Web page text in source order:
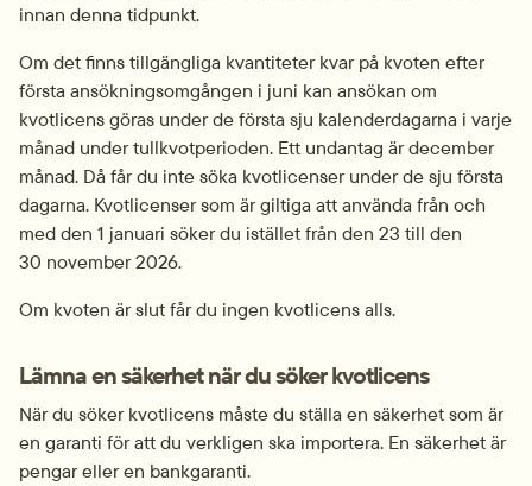
innan denna tidpunkt.
Om det finns tillgängliga kvantiteter kvar på kvoten efter
första ansökningsomgången i juni kan ansökan om
kvotlicens göras under de första sju kalenderdagarna i varje
månad under tullkvotperioden. Ett undantag är december
månad. Då får du inte söka kvotlicenser under de sju första
dagarna. Kvotlicenser som är giltiga att använda från och
med den 1 januari söker du istället från den 23 till den
30 november 2026.
Om kvoten är slut får du ingen kvotlicens alls.
Lämna en säkerhet när du söker kvotlicens
När du söker kvotlicens måste du ställa en säkerhet som är
en garanti för att du verkligen ska importera. En säkerhet är
pengar eller en bankgaranti.